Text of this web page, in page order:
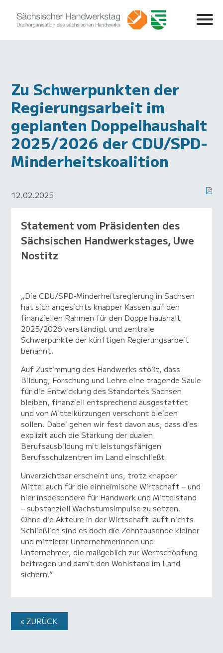
Zu Schwerpunkten der
Regierungsarbeit im
geplanten Doppelhaushalt
2025/2026 der CDU/SPD-
Minderheitskoalition
12.02.2025
Statement vom Präsidenten des
Sächsischen Handwerkstages, Uwe
Nostitz
„Die CDU/SPD-Minderheitsregierung in Sachsen
hat sich angesichts knapper Kassen auf den
finanziellen Rahmen für den Doppelhaushalt
2025/2026 verständigt und zentrale
Schwerpunkte der künftigen Regierungsarbeit
benannt.
Auf Zustimmung des Handwerks stößt, dass
Bildung, Forschung und Lehre eine tragende Säule
für die Entwicklung des Standortes Sachsen
bleiben, finanziell entsprechend ausgestattet
und von Mittelkürzungen verschont bleiben
sollen. Dabei gehen wir fest davon aus, dass dies
explizit auch die Stärkung der dualen
Berufsausbildung mit leistungsfähigen
Berufsschulzentren im Land einschließt.
Unverzichtbar erscheint uns, trotz knapper
Mittel auch für die einheimische Wirtschaft – und
hier insbesondere für Handwerk und Mittelstand
– substanziell Wachstumsimpulse zu setzen.
Ohne die Akteure in der Wirtschaft läuft nichts.
Schließlich sind es doch die Zehntausende kleiner
und mittlerer Unternehmerinnen und
Unternehmer, die maßgeblich zur Wertschöpfung
beitragen und damit den Wohlstand im Land
sichern.“
« ZURÜCK